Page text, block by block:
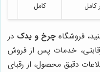
کامل کامل
فروشگاه چرخ و یدک در
خدمات پس از فروش
دقیق محصول، از رقبای